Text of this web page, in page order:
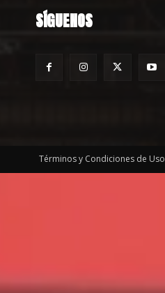
SÍGUENOS
Términos y Condiciones de Uso